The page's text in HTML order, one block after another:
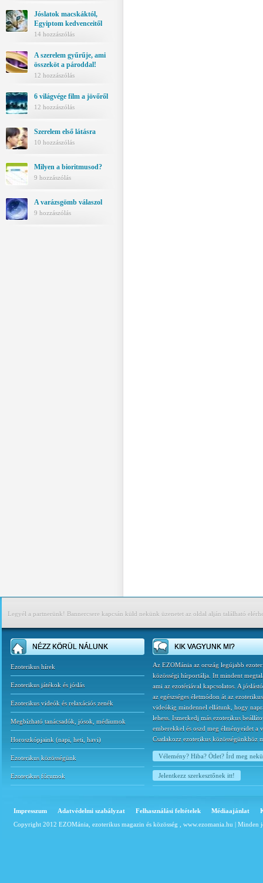
Jóslatok macskáktól,
Egyiptom kedvenceitől
14 hozzászólás
A szerelem gyűrűje, ami
összeköt a pároddal!
12 hozzászólás
6 világvége film a jövőről
12 hozzászólás
Szerelem első látásra
10 hozzászólás
Milyen a bioritmusod?
9 hozzászólás
A varázsgömb válaszol
9 hozzászólás
Legyél a partnerünk! Bannercsere kapcsán küld nekünk üzenetet az oldal alján található
NÉZZ KÖRÜL NÁLUNK
Ezoterikus hírek
Ezoterikus játékok és jóslás
Ezoterikus videók és relaxációs zenék
Megbízható tanácsadók, jósok, médiumok
Horoszkópjaink (napi heti havi)
Ezoterikus közösségünk
Ezoterikus fórumok
KIK VAGYUNK MI?
Az EZOMánia az ország legújabb
közösségi hírportálja. Itt mindent
ami az ezotériával kapcsolatos. A
az egészséges életmódon át az ezoterikus
videókig mindennel ellátunk, hogy
lehess. Ismerkedj más ezoterikus
emberekkel és oszd meg élményeidet a
Csatlakozz ezoterikus közösségünkhöz
Vélemény? Hiba? Ötlet? Írd meg
Jelentkezz szerkesztőnek itt!
Impresszum Adatvédelmi szabályzat Felhasználási feltételek Médiaajánlat
Copyright 2012 EZOMánia, ezoterikus magazin és közösség , www.ezomania.hu | Minden